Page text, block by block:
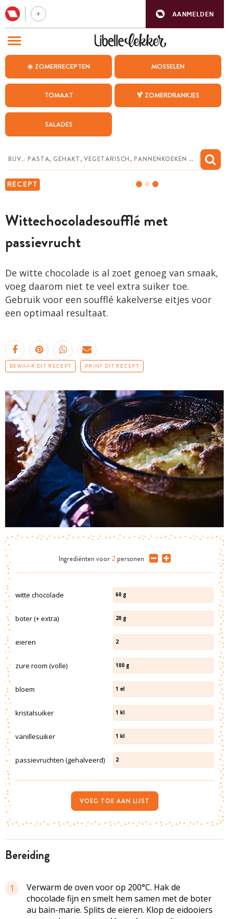
AANMELDEN
☀️ ZOMERRECEPTEN MOSSELEN
TOMAAT 🍹 ZOMERDRANKJES
SALADES
RECEPT
Wittechocoladesoufflé met
passievrucht
De witte chocolade is al zoet genoeg van smaak,
voeg daarom niet te veel extra suiker toe.
Gebruik voor een soufflé kakelverse eitjes voor
een optimaal resultaat.
BEWAAR DIT RECEPT PRINT DIT RECEPT
bereiding
1
Verwarm de oven voor op 200°C. Hak de
chocolade fijn en smelt hem samen met de boter
au bain-marie. Splits de eieren. Klop de eidooiers
Ingrediënten voor 2 personen
witte chocolade 60 g
boter (+ extra) 20 g
eieren 2
zure room (volle) 100 g
bloem 1 el
kristalsuiker 1 kl
vanillesuiker 1 kl
passievruchten (gehalveerd) 2
VOEG TOE AAN LIJST
BEZOEK ONZE ANDERE WEBSITES
WEEKMENU
CHAT MET MAIA
MIJN BEWAARDE RECEPTEN